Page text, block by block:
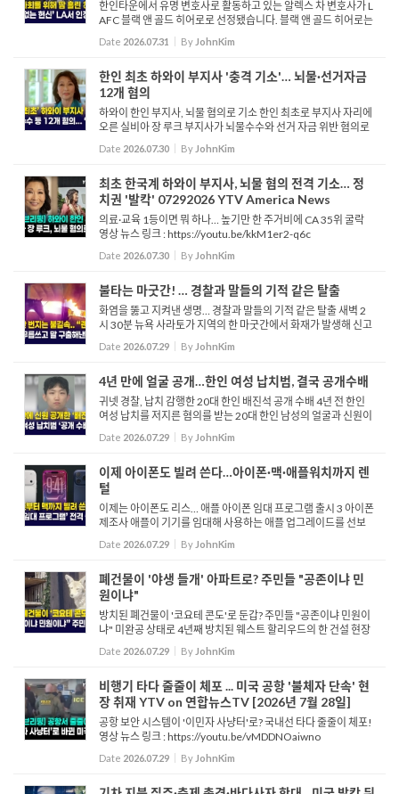
한인타운에서 유명 변호사로 활동하고 있는 알렉스 차 변호사가 L
AFC 블랙 앤 골드 히어로로 선정됐습니다. 블랙 앤 골드 히어로는
군 복무와 지역사회 리더십을 통해 공헌을 한 인물을 기리기 위해
서 만든 프로그램입니다. 인터뷰 한인 커뮤니티 내에서 수많...
Date 2026.07.31 By JohnKim
한인 최초 하와이 부지사 '충격 기소'… 뇌물·선거자금
12개 혐의
하와이 한인 부지사, 뇌물 혐의로 기소 한인 최초로 부지사 자리에
오른 실비아 장 루크 부지사가 뇌물수수와 선거 자금 위반 혐의로
기소됐습니다. 하와이주 검찰은 지난 24일 루크 부지사를 뇌물수
수 공모, 뇌물수수, 후보자 선거위원회 ...
Date 2026.07.30 By JohnKim
최초 한국계 하와이 부지사, 뇌물 혐의 전격 기소… 정
치권 '발칵' 07292026 YTV America News
의료·교육 1등이면 뭐 하나… 높기만 한 주거비에 CA 35위 굴락
영상 뉴스 링크 : https://youtu.be/kkM1er2-q6c
Date 2026.07.30 By JohnKim
불타는 마굿간! … 경찰과 말들의 기적 같은 탈출
화염을 뚫고 지켜낸 생명… 경찰과 말들의 기적 같은 탈출 새벽 2
시 30분 뉴욕 사라토가 지역의 한 마굿간에서 화재가 발생해 신고
를 받은 경찰이 현장에 도착합니다. 여기가 꽉 찼어요. 알겠죠? 밖
으로 꺼내야 해...
Date 2026.07.29 By JohnKim
4년 만에 얼굴 공개…한인 여성 납치범, 결국 공개수배
귀넷 경찰, 납치 감행한 20대 한인 배진석 공개 수배 4년 전 한인
여성 납치를 저지른 혐의를 받는 20대 한인 남성의 얼굴과 신원이
경찰에 공개됐습니다. 조지아주 귀넷 카운티 경찰은 지난 2022년
로렌스빌에서 벌어진 20대 한인 여성 납치 사건의 피의자인 ...
Date 2026.07.29 By JohnKim
이제 아이폰도 빌려 쓴다…아이폰·맥·애플워치까지 렌
털
이제는 아이폰도 리스… 애플 아이폰 임대 프로그램 출시 3 아이폰
제조사 애플이 기기를 임대해 사용하는 애플 업그레이드를 선보
입니다. 애플 사가 오늘 발표한 내용을 살펴보면 아이폰과 애플 워
치는 12개월에서 24개월...
Date 2026.07.29 By JohnKim
폐건물이 '야생 들개' 아파트로? 주민들 "공존이냐 민
원이냐"
방치된 폐건물이 '코요테 콘도'로 둔갑? 주민들 "공존이냐 민원이
냐" 미완공 상태로 4년째 방치된 웨스트 할리우드의 한 건설 현장
에 코요테 무리가 들어서면서 주민들의 걱정과 관심이 이어지고
있습니다. 주민들은 코요테들이 낮에는 주택가를 배회...
Date 2026.07.29 By JohnKim
비행기 타다 줄줄이 체포 ... 미국 공항 '불체자 단속' 현
장 취재 YTV on 연합뉴스TV [2026년 7월 28일]
공항 보안 시스템이 '이민자 사냥터'로? 국내선 타다 줄줄이 체포!
영상 뉴스 링크 : https://youtu.be/vMDDNOaiwno
Date 2026.07.29 By JohnKim